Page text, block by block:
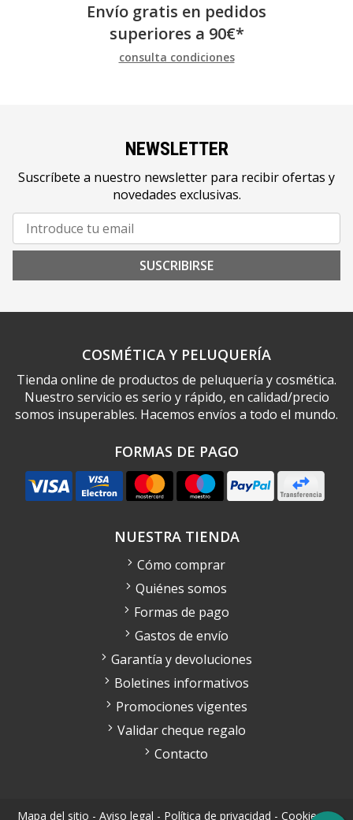
Envío gratis en pedidos
superiores a 90€*
consulta condiciones
NEWSLETTER
Suscríbete a nuestro newsletter para recibir ofertas y
novedades exclusivas.
SUSCRIBIRSE
COSMÉTICA Y PELUQUERÍA
Tienda online de productos de peluquería y cosmética.
Nuestro servicio es serio y rápido, en calidad/precio
somos insuperables. Hacemos envíos a todo el mundo.
FORMAS DE PAGO
NUESTRA TIENDA
Cómo comprar
Quiénes somos
Formas de pago
Gastos de envío
Garantía y devoluciones
Boletines informativos
Promociones vigentes
Validar cheque regalo
Contacto
Mapa del sitio - Aviso legal - Política de privacidad - Cookies-